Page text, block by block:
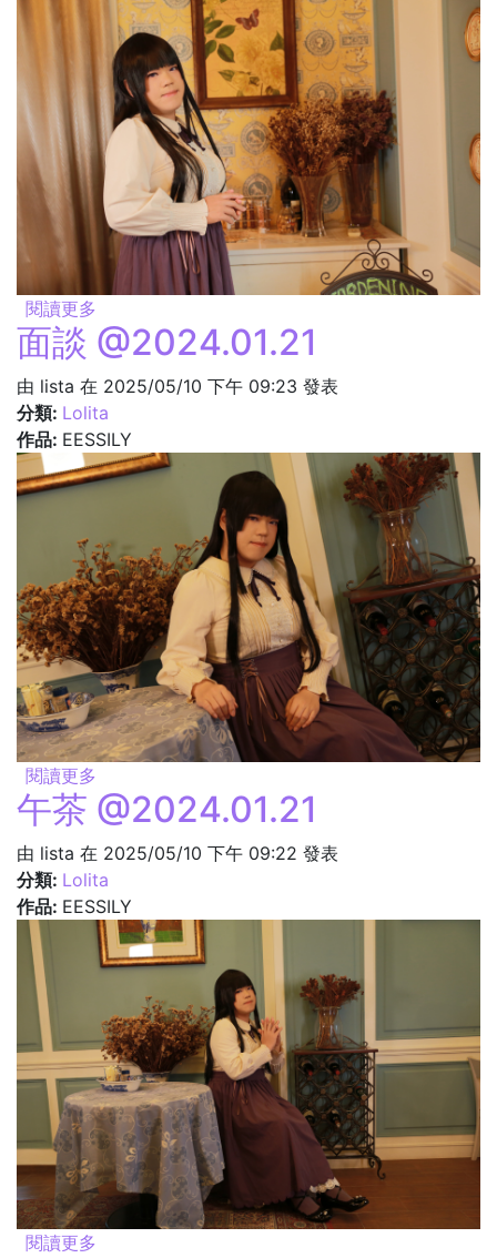
閱讀更多
面談 @2024.01.21
由 lista 在 2025/05/10 下午 09:23 發表
分類: Lolita
作品: EESSILY
閱讀更多
午茶 @2024.01.21
由 lista 在 2025/05/10 下午 09:22 發表
分類: Lolita
作品: EESSILY
閱讀更多